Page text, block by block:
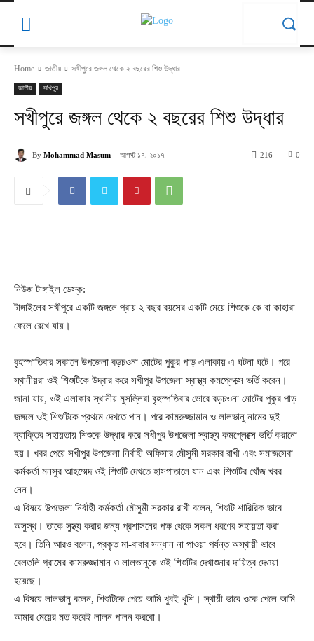
Home জাতীয় সখীপুরে জঙ্গল থেকে ২ বছরের শিশু উদ্ধার
জাতীয় সখিপুর
সখীপুরে জঙ্গল থেকে ২ বছরের শিশু উদ্ধার
By Mohammad Masum আগস্ট ১৭, ২০১৭ 0
216
নিউজ টাঙ্গাইল ডেস্ক:
টাঙ্গাইলের সখীপুরে একটি জঙ্গলে প্রায় ২ বছর বয়সের একটি মেয়ে শিশুকে কে বা কাহারা
ফেলে রেখে যায়।
বৃহস্পাতিবার সকালে উপজেলা বড়চওনা মোটের পুকুর পাড় এলাকায় এ ঘটনা ঘটে। পরে
স্থানীয়রা ওই শিশুটিকে উদ্বার করে সখীপুর উপজেলা স্বাস্থ্য কমপ্লেক্সে ভর্তি করেন।
জানা যায়, ওই এলাকার স্থানীয় মুসল্লিরা বৃহস্পতিবার ভোরে বড়চওনা মোটের পুকুর পাড়
জঙ্গলে ওই শিশুটিকে প্রথমে দেখতে পান। পরে কামরুজ্জামান ও লালভানু নামের দুই
ব্যাক্তির সহায়তায় শিশুকে উদ্ধার করে সখীপুর উপজেলা স্বাস্থ্য কমপ্লেক্সে ভর্তি করানো
হয়। খবর পেয়ে সখীপুর উপজেলা নির্বাহী অফিসার মৌসুমী সরকার রাখী এবং সমাজসেবা
কর্মকর্তা মনসুর আহম্মেদ ওই শিশুটি দেখতে হাসপাতালে যান এবং শিশুটির খোঁজ খবর
নেন।
এ বিষয়ে উপজেলা নির্বাহী কর্মকর্তা মৌসুমী সরকার রাখী বলেন, শিশুটি শারিরিক ভাবে
অসুস্থ। তাকে সুস্থ্য করার জন্য প্রশাসনের পক্ষ থেকে সকল ধরণের সহায়তা করা
হবে। তিনি আরও বলেন, প্রকৃত মা-বাবার সন্ধান না পাওয়া পর্যন্ত অস্থায়ী ভাবে
বেলতলি গ্রামের কামরুজ্জামান ও লালভানুকে ওই শিশুটির দেখাশুনার দায়িত্ব দেওয়া
হয়েছে।
এ বিষয়ে লালভানু বলেন, শিশুটিকে পেয়ে আমি খুবই খুশি। স্থায়ী ভাবে ওকে পেলে আমি
আমার মেয়ের মত করেই লালন পালন করবো।